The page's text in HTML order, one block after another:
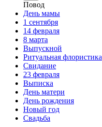
Повод
День мамы
1 сентября
14 февраля
8 марта
Выпускной
Ритуальная флористика
Свидание
23 февраля
Выписка
День матери
День рождения
Новый год
Свадьба